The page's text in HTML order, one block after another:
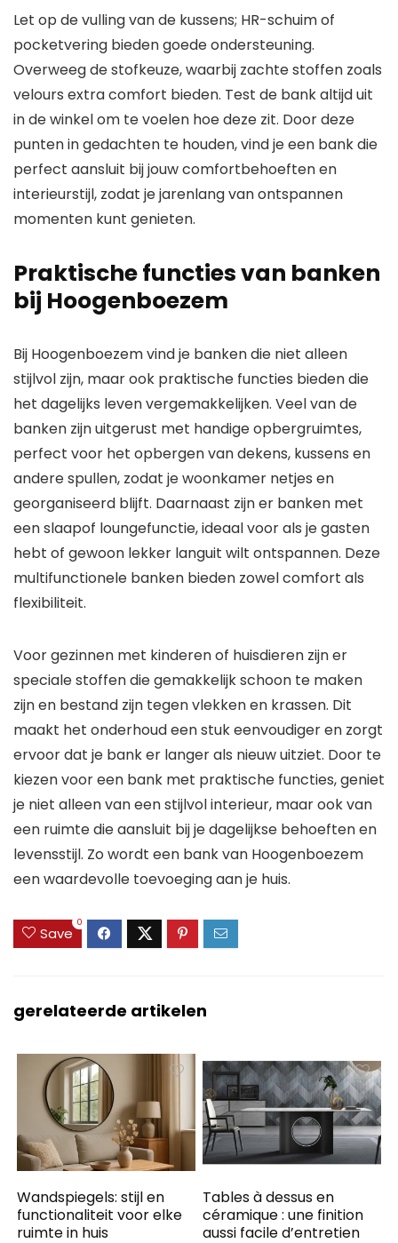
Let op de vulling van de kussens; HR-schuim of
pocketvering bieden goede ondersteuning.
Overweeg de stofkeuze, waarbij zachte stoffen zoals
velours extra comfort bieden. Test de bank altijd uit
in de winkel om te voelen hoe deze zit. Door deze
punten in gedachten te houden, vind je een bank die
perfect aansluit bij jouw comfortbehoeften en
interieurstijl, zodat je jarenlang van ontspannen
momenten kunt genieten.
Praktische functies van banken
bij Hoogenboezem
Bij Hoogenboezem vind je banken die niet alleen
stijlvol zijn, maar ook praktische functies bieden die
het dagelijks leven vergemakkelijken. Veel van de
banken zijn uitgerust met handige opbergruimtes,
perfect voor het opbergen van dekens, kussens en
andere spullen, zodat je woonkamer netjes en
georganiseerd blijft. Daarnaast zijn er banken met
een slaapof loungefunctie, ideaal voor als je gasten
hebt of gewoon lekker languit wilt ontspannen. Deze
multifunctionele banken bieden zowel comfort als
flexibiliteit.
Voor gezinnen met kinderen of huisdieren zijn er
speciale stoffen die gemakkelijk schoon te maken
zijn en bestand zijn tegen vlekken en krassen. Dit
maakt het onderhoud een stuk eenvoudiger en zorgt
ervoor dat je bank er langer als nieuw uitziet. Door te
kiezen voor een bank met praktische functies, geniet
je niet alleen van een stijlvol interieur, maar ook van
een ruimte die aansluit bij je dagelijkse behoeften en
levensstijl. Zo wordt een bank van Hoogenboezem
een waardevolle toevoeging aan je huis.
Save
0
gerelateerde artikelen
Wandspiegels: stijl en
functionaliteit voor elke
ruimte in huis
Tables à dessus en
céramique : une finition
aussi facile d’entretien